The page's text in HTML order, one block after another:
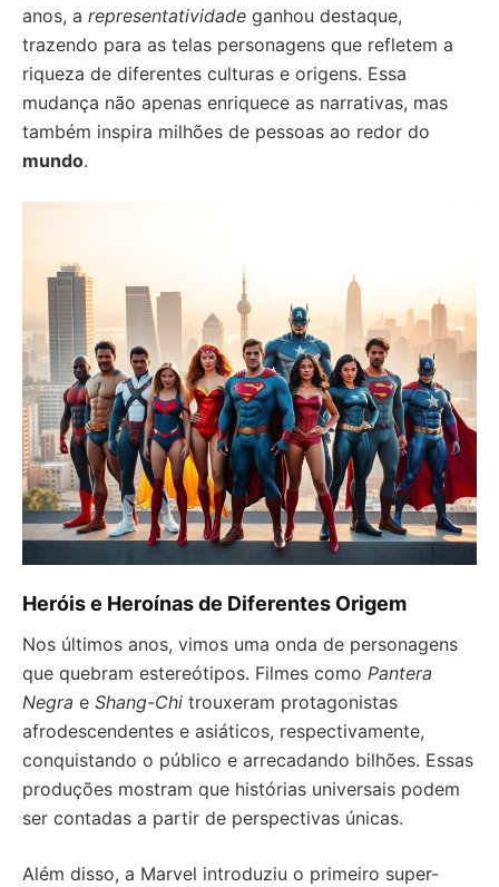
anos, a representatividade ganhou destaque,
trazendo para as telas personagens que refletem a
riqueza de diferentes culturas e origens. Essa
mudança não apenas enriquece as narrativas, mas
também inspira milhões de pessoas ao redor do
mundo.
Heróis e Heroínas de Diferentes Origem
Nos últimos anos, vimos uma onda de personagens
que quebram estereótipos. Filmes como Pantera
Negra e Shang-Chi trouxeram protagonistas
afrodescendentes e asiáticos, respectivamente,
conquistando o público e arrecadando bilhões. Essas
produções mostram que histórias universais podem
ser contadas a partir de perspectivas únicas.
Além disso, a Marvel introduziu o primeiro super-